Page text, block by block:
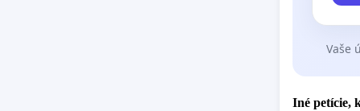
Vaše
Iné petície,